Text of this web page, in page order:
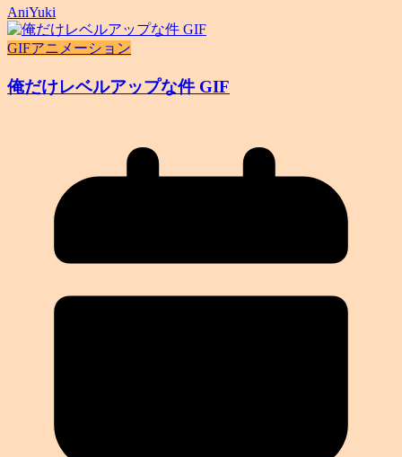
AniYuki
GIFアニメーション
俺だけレベルアップな件 GIF